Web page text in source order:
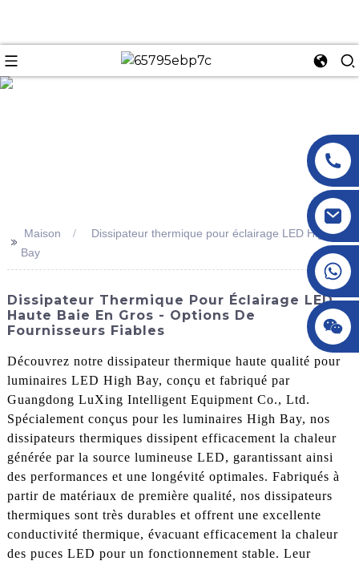
+86 18145770882
+86 18145770882
>>
Maison
Dissipateur thermique pour éclairage LED High
Bay
Dissipateur Thermique Pour Éclairage LED
Haute Baie En Gros - Options De
Fournisseurs Fiables
Découvrez notre dissipateur thermique haute qualité pour
luminaires LED High Bay, conçu et fabriqué par
Guangdong LuXing Intelligent Equipment Co., Ltd.
Spécialement conçus pour les luminaires High Bay, nos
dissipateurs thermiques dissipent efficacement la chaleur
générée par la source lumineuse LED, garantissant ainsi
des performances et une longévité optimales. Fabriqués à
partir de matériaux de première qualité, nos dissipateurs
thermiques sont très durables et offrent une excellente
conductivité thermique, évacuant efficacement la chaleur
des puces LED pour un fonctionnement stable. Leur